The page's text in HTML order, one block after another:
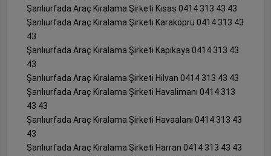
Şanlıurfada Araç Kiralama Şirketi Kısas 0414 313 43 43
Şanlıurfada Araç Kiralama Şirketi Karaköprü 0414 313 43
43
Şanlıurfada Araç Kiralama Şirketi Kapıkaya 0414 313 43
43
Şanlıurfada Araç Kiralama Şirketi Hilvan 0414 313 43 43
Şanlıurfada Araç Kiralama Şirketi Havalimanı 0414 313
43 43
Şanlıurfada Araç Kiralama Şirketi Havaalanı 0414 313 43
43
Şanlıurfada Araç Kiralama Şirketi Harran 0414 313 43 43